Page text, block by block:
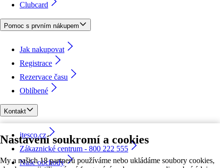
Nastavení soukromí a cookies
My a našich 18 partnerů používáme nebo ukládáme soubory cookies,
Clubcard
Pomoc s prvním nákupem
Jak nakupovat
Registrace
Rezervace času
Oblíbené
Kontakt
itesco.cz
Zákaznické centrum - 800 222 555
Naše obchody